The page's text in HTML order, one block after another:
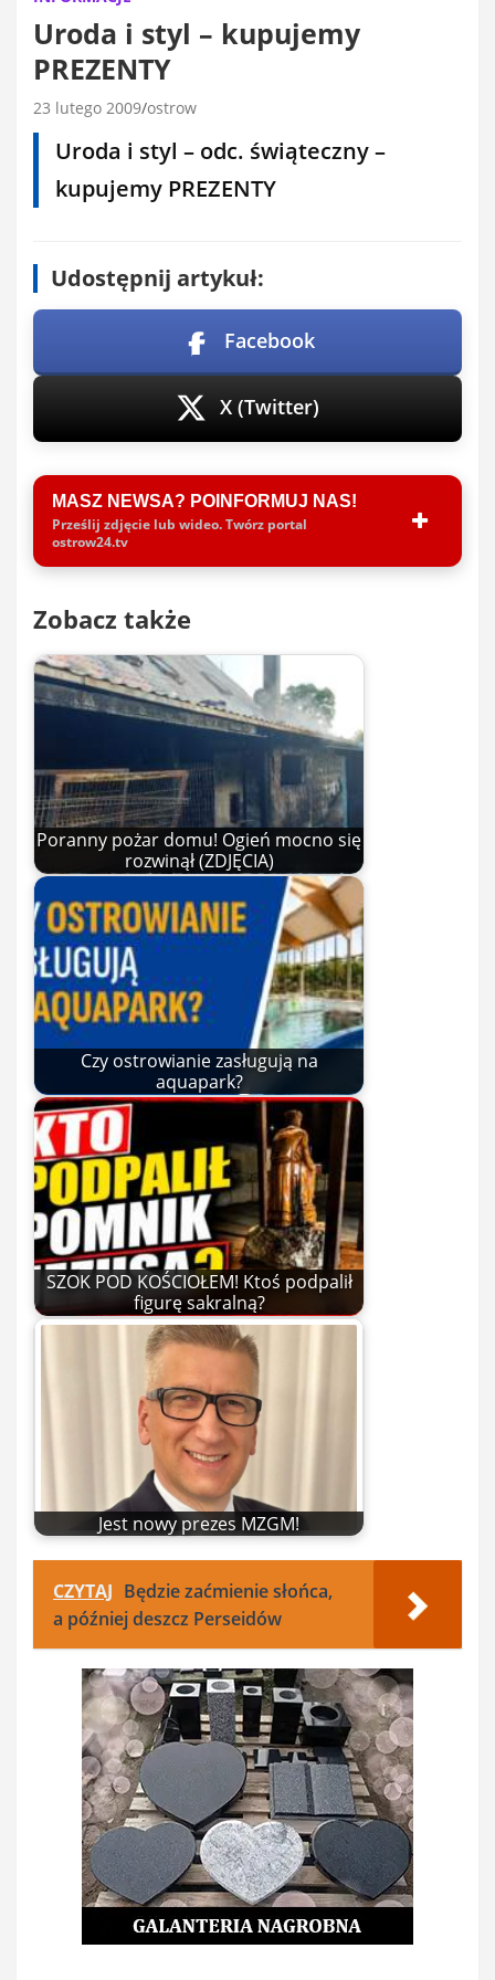
Uroda i styl – kupujemy
PREZENTY
23 lutego 2009 ostrow
Uroda i styl – odc. świąteczny –
kupujemy PREZENTY
Udostępnij artykuł:
Facebook
X (Twitter)
MASZ NEWSA? POINFORMUJ NAS!
Prześlij zdjęcie lub wideo. Twórz portal
ostrow24.tv
Zobacz także
Poranny pożar domu! Ogień mocno się
rozwinął (ZDJĘCIA)
Czy ostrowianie zasługują na
aquapark?
SZOK POD KOŚCIOŁEM! Ktoś podpalił
figurę sakralną?
Jest nowy prezes MZGM!
CZYTAJ Będzie zaćmienie słońca,
a później deszcz Perseidów